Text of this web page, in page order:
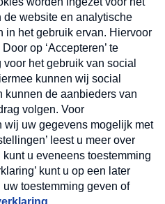
Verzend
op onze
dinsdagochtend in uw